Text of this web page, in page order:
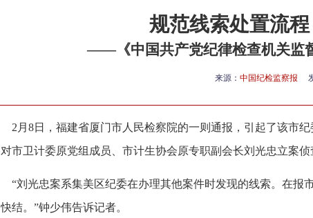
规范线索处置流
——《中国共产党纪律检查机关监
来源： 中国纪检监察报
2月8日，福建省厦门市人民检察院的一则通报，引起了该市
对市卫计委原党组成员、市计生协会原专职副会长刘光忠立案侦
“刘光忠案系集美区纪委在办理其他案件时发现的线索。在报
快结。”钟少伟告诉记者。